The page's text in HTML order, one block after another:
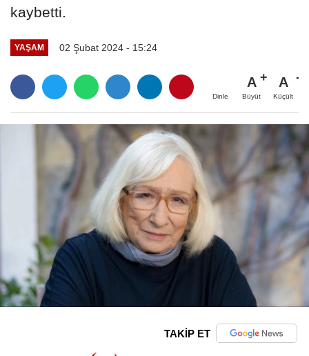
kaybetti.
YAŞAM 02 Şubat 2024 - 15:24
Dinle
A
Büyüt
A
Küçült
TAKİP ET